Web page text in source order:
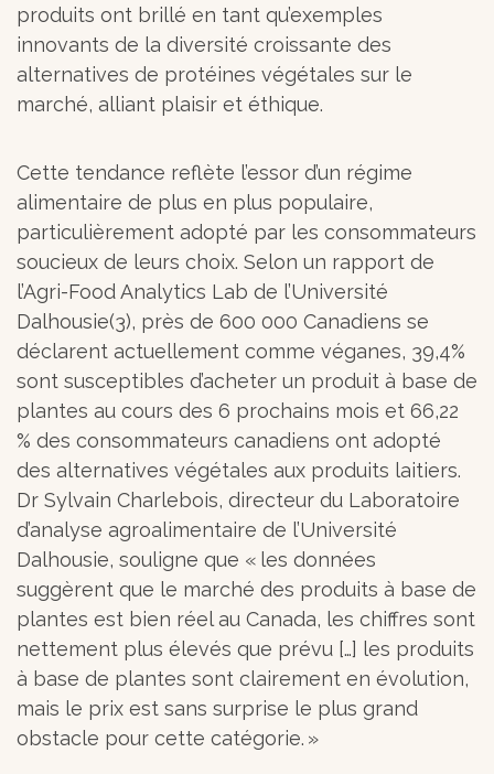
produits ont brillé en tant qu’exemples
innovants de la diversité croissante des
alternatives de protéines végétales sur le
marché, alliant plaisir et éthique.
Cette tendance reflète l’essor d’un régime
alimentaire de plus en plus populaire,
particulièrement adopté par les consommateurs
soucieux de leurs choix. Selon un rapport de
l’Agri-Food Analytics Lab de l’Université
Dalhousie(3), près de 600 000 Canadiens se
déclarent actuellement comme véganes, 39,4%
sont susceptibles d’acheter un produit à base de
plantes au cours des 6 prochains mois et 66,22
% des consommateurs canadiens ont adopté
des alternatives végétales aux produits laitiers.
Dr Sylvain Charlebois, directeur du Laboratoire
d’analyse agroalimentaire de l’Université
Dalhousie, souligne que « les données
suggèrent que le marché des produits à base de
plantes est bien réel au Canada, les chiffres sont
nettement plus élevés que prévu […] les produits
à base de plantes sont clairement en évolution,
mais le prix est sans surprise le plus grand
obstacle pour cette catégorie. »